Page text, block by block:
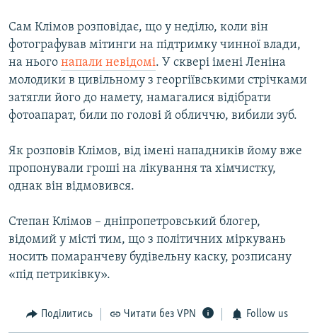
Сам Клімов розповідає, що у неділю, коли він
фотографував мітинги на підтримку чинної влади,
на нього напали невідомі. У сквері імені Леніна
молодики в цивільному з георгіївськими стрічками
затягли його до намету, намагалися відібрати
фотоапарат, били по голові й обличчю, вибили зуб.
Як розповів Клімов, від імені нападників йому вже
пропонували гроші на лікування та хімчистку,
однак він відмовився.
Степан Клімов – дніпропетровський блогер,
відомий у місті тим, що з політичних міркувань
носить помаранчеву будівельну каску, розписану
«під петриківку».
Поділитись Читати без VPN Follow us